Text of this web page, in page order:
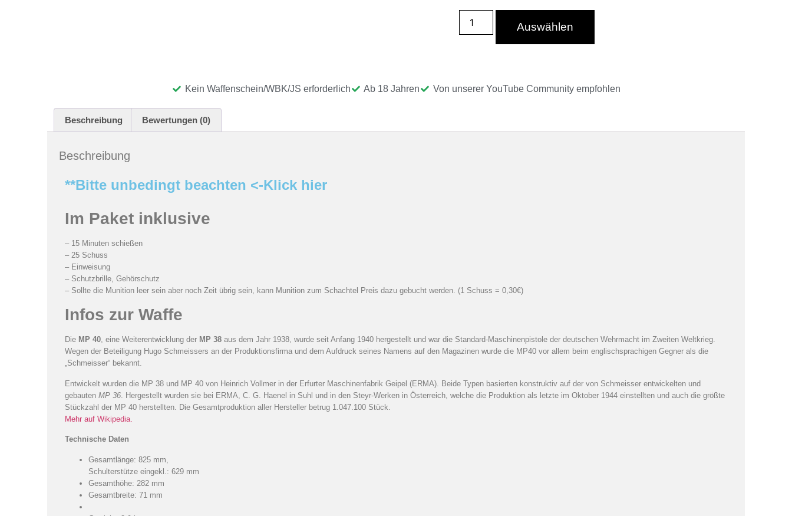
Auswählen
Kein Waffenschein/WBK/JS erforderlich Ab 18 Jahren Von unserer YouTube Community empfohlen
Beschreibung Bewertungen (0)
Beschreibung
**Bitte unbedingt beachten <-Klick hier
Im Paket inklusive
– 15 Minuten schießen
– 25 Schuss
– Einweisung
– Schutzbrille, Gehörschutz
– Sollte die Munition leer sein aber noch Zeit übrig sein, kann Munition zum Schachtel Preis dazu gebucht werden. (1 Schuss = 0,30€)
Infos zur Waffe
Die MP 40, eine Weiterentwicklung der MP 38 aus dem Jahr 1938, wurde seit Anfang 1940 hergestellt und war die Standard-Maschinenpistole der deutschen Wehrmacht im Zweiten Weltkrieg.
Wegen der Beteiligung Hugo Schmeissers an der Produktionsfirma und dem Aufdruck seines Namens auf den Magazinen wurde die MP40 vor allem beim englischsprachigen Gegner als die
„Schmeisser“ bekannt.
Entwickelt wurden die MP 38 und MP 40 von Heinrich Vollmer in der Erfurter Maschinenfabrik Geipel (ERMA). Beide Typen basierten konstruktiv auf der von Schmeisser entwickelten und
gebauten MP 36 . Hergestellt wurden sie bei ERMA, C. G. Haenel in Suhl und in den Steyr-Werken in Österreich, welche die Produktion als letzte im Oktober 1944 einstellten und auch die größte
Stückzahl der MP 40 herstellten. Die Gesamtproduktion aller Hersteller betrug 1.047.100 Stück.
Mehr auf Wikipedia.
Technische Daten
Gesamtlänge: 825 mm,
Schulterstütze eingekl.: 629 mm
Gesamthöhe: 282 mm
Gesamtbreite: 71 mm